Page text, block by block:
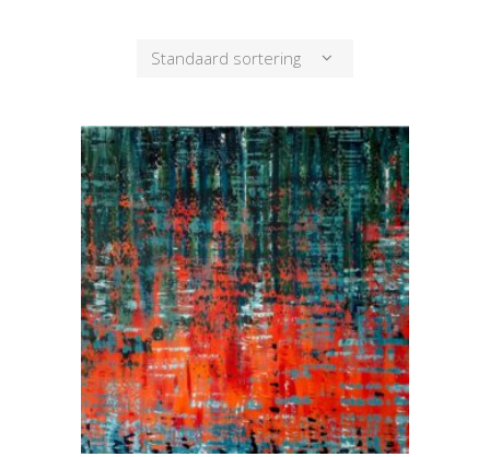
Standaard sortering